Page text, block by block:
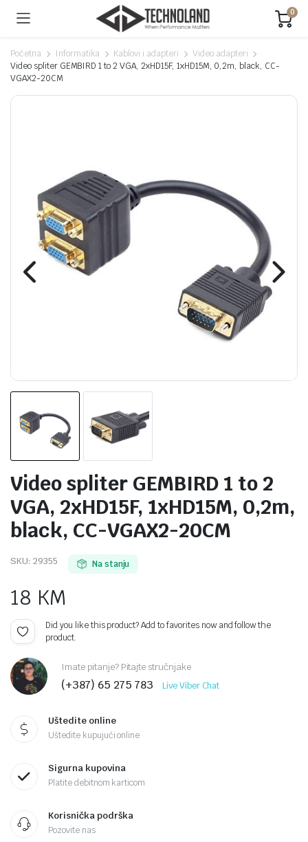
0
Početna Informatika Kablovi i adapteri
Video adapteri
Video spliter GEMBIRD 1 to 2 VGA, 2xHD15F, 1xHD15M, 0,2m, black, CC-
VGAX2-20CM
Video spliter GEMBIRD 1 to 2
VGA, 2xHD15F, 1xHD15M, 0,2m,
black, CC-VGAX2-20CM
SKU: 29355 Na stanju
18 KM
Did you like this product? Add to favorites now and follow the
product.
Imate pitanje? Pitajte stručnjake
(+387) 65 275 783 Live Viber Chat
Uštedite online
Uštedite kupujući online
Sigurna kupovina
Platite debitnom karticom
Korisnička podrška
Pozovite nas